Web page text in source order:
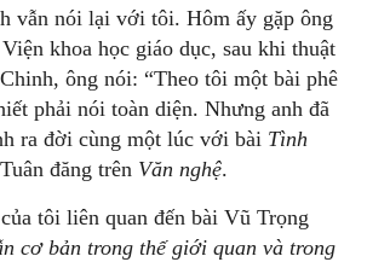
vẫn nói lại với tôi. Hôm ấy gặp ông
khoa học giáo dục, sau khi thuật
ông nói: “Theo tôi một bài phê
phải nói toàn diện. Nhưng anh đã
ra đời cùng một lúc với bài Tình
đăng trên Văn nghệ.
tôi liên quan đến bài Vũ Trọng
cơ bản trong thế giới quan và trong